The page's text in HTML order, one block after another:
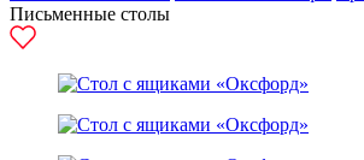
Письменные столы